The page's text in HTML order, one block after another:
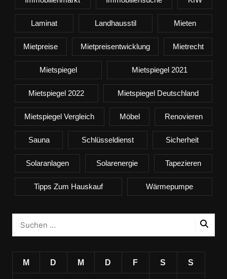
Laminat Landhausstil Mieten
Mietpreise Mietpreisentwicklung Mietrecht
Mietspiegel Mietspiegel 2021
Mietspiegel 2022 Mietspiegel Deutschland
Mietspiegel Vergleich Möbel Renovieren
Sauna Schlüsseldienst Sicherheit
Solaranlagen Solarenergie Tapezieren
Tipps Zum Hauskauf Wärmepumpe
M D M D F S S